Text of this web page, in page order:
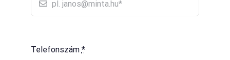
Telefonszám *